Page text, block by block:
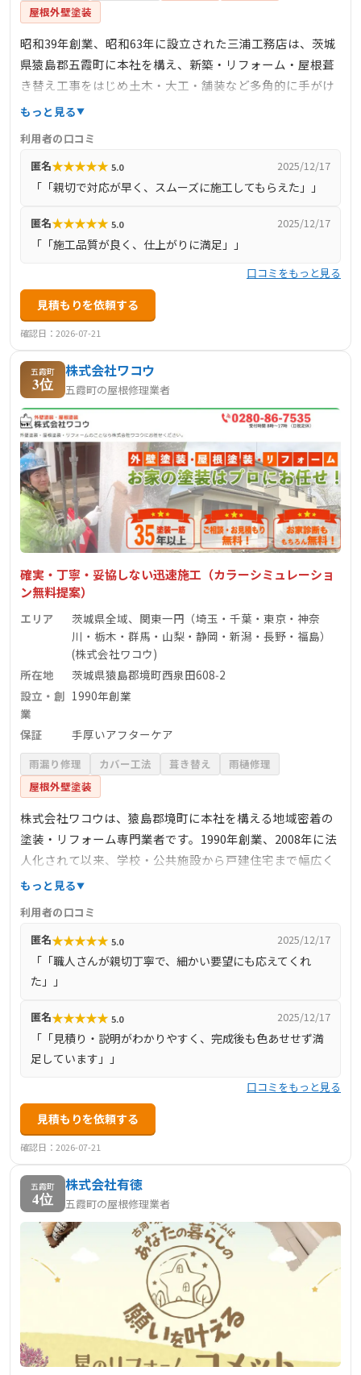
屋根外壁塗装
昭和39年創業、昭和63年に設立された三浦工務店は、茨城
県猿島郡五霞町に本社を構え、新築・リフォーム・屋根葺
き替え工事をはじめ土木・大工・舗装など多角的に手がけ
る総合建設業者です。施工実績42件のうち屋根工事7件を自
葺き替えでは、コロニアル・瓦屋根から金属屋根への切替
工事を多数実施（2024年12月実績） (株式会社三浦工務
店)。施工品質に加え、公共施設の改修実績や有資格技術者
応も柔軟で、地域で「親切・丁寧」との口コミ多数評価さ
れており、屋根修理を含む住まいのトータルサポート業者
もっと見る
利用者の口コミ
匿名★★★★★ 5.0 2025/12/17
「「親切で対応が早く、スムーズに施工してもらえた」」
匿名★★★★★ 5.0 2025/12/17
「「施工品質が良く、仕上がりに満足」」
口コミをもっと見る
見積もりを依頼する
確認日：2026-07-21
五霞町
3位
株式会社ワコウ
五霞町の屋根修理業者
確実・丁寧・妥協しない迅速施工（カラーシミュレーショ
ン無料提案）
エリア
茨城県全域、関東一円（埼玉・千葉・東京・神奈
川・栃木・群馬・山梨・静岡・新潟・長野・福島）
(株式会社ワコウ)
所在地
茨城県猿島郡境町西泉田608‑2
設立・創
業
1990年創業
保証 手厚いアフターケア
雨漏り修理 カバー工法 葺き替え
雨樋修理
屋根外壁塗装
株式会社ワコウは、猿島郡境町に本社を構える地域密着の
塗装・リフォーム専門業者です。1990年創業、2008年に法
人化されて以来、学校・公共施設から戸建住宅まで幅広く
手がけてきました。完全自社施工にこだわり、中間マージ
ョンツールを無償提供し、完成イメージをビジュアルで確
認できる提案力が好評です。屋根塗装、外壁塗装はもちろ
ん、リフォーム全般・プラント・倉庫塗装にも対応。施工
後の定期メンテナンス、点検報告にも注力し、「手厚いア
して、確かな技術と対応力で多数の顧客に選ばれ続けてい
もっと見る
利用者の口コミ
匿名★★★★★ 5.0 2025/12/17
「「職人さんが親切丁寧で、細かい要望にも応えてくれ
た」」
匿名★★★★★ 5.0 2025/12/17
「「見積り・説明がわかりやすく、完成後も色あせせず満
足しています」」
口コミをもっと見る
見積もりを依頼する
確認日：2026-07-21
五霞町
4位
株式会社有徳
五霞町の屋根修理業者